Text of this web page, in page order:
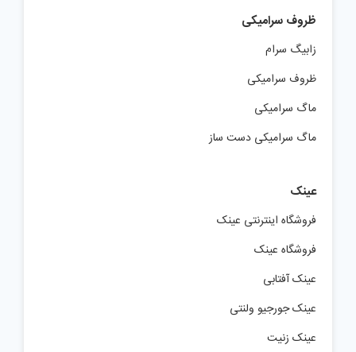
ظروف سرامیکی
زابیگ سرام
ظروف سرامیکی
ماگ سرامیکی
ماگ سرامیکی دست ساز
عینک
فروشگاه اینترنتی عینک
فروشگاه عینک
عینک آفتابی
عینک جورجیو ولنتی
عینک زنیت